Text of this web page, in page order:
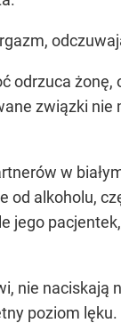
odrzuca
związki
w
od alkoholu,
jego
nie naciskają
poziom lęku.